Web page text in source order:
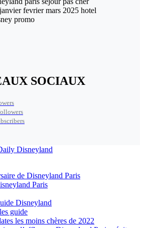
SOCIAUX
de Disneyland Paris
Paris
Disneyland
guide
les moins chères de 2022